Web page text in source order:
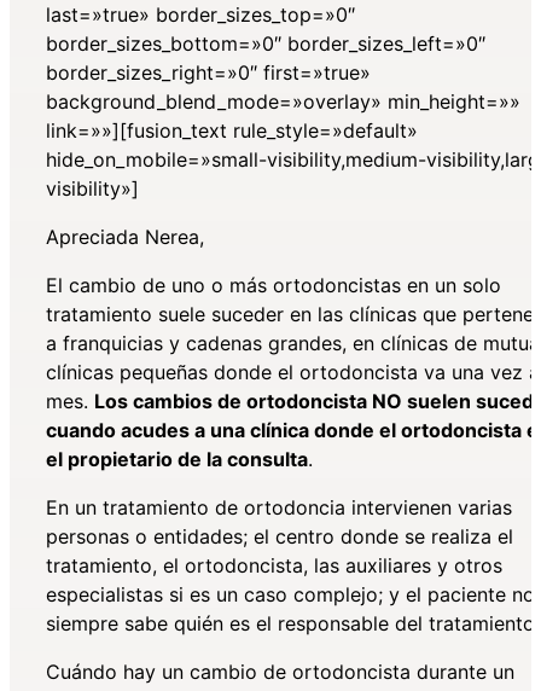
last=»true» border_sizes_top=»0″
border_sizes_bottom=»0″ border_sizes_left=»0″
border_sizes_right=»0″ first=»true»
background_blend_mode=»overlay» min_height=»»
link=»»][fusion_text rule_style=»default»
hide_on_mobile=»small-visibility,medium-
visibility»]
Apreciada Nerea,
El cambio de uno o más ortodoncistas en un solo
tratamiento suele suceder en las clínicas que
a franquicias y cadenas grandes, en clínicas de
clínicas pequeñas donde el ortodoncista va una vez
mes. Los cambios de ortodoncista NO suelen
cuando acudes a una clínica donde el ortodoncista
el propietario de la consulta.
En un tratamiento de ortodoncia intervienen varias
personas o entidades; el centro donde se realiza el
tratamiento, el ortodoncista, las auxiliares y otros
especialistas si es un caso complejo; y el paciente no
siempre sabe quién es el responsable del tratamiento.
Cuándo hay un cambio de ortodoncista durante un